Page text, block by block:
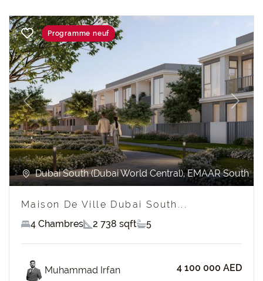
Previous Next
Programme neuf
Dubai South (Dubai World Central), EMAAR South
Maison De Ville Dubai South...
4 Chambres
2 738 sqft 5
Muhammad Irfan 4 100 000 AED